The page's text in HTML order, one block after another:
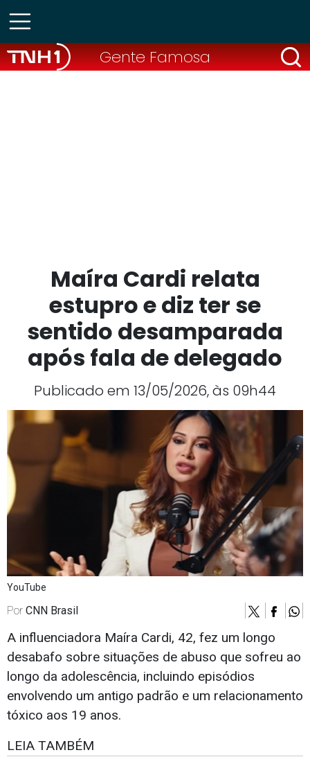
Gente Famosa
Maíra Cardi relata
estupro e diz ter se
sentido desamparada
após fala de delegado
Publicado em 13/05/2026, às 09h44
YouTube
Por CNN Brasil
A influenciadora Maíra Cardi, 42, fez um longo
desabafo sobre situações de abuso que sofreu ao
longo da adolescência, incluindo episódios
envolvendo um antigo padrão e um relacionamento
tóxico aos 19 anos.
LEIA TAMBÉM